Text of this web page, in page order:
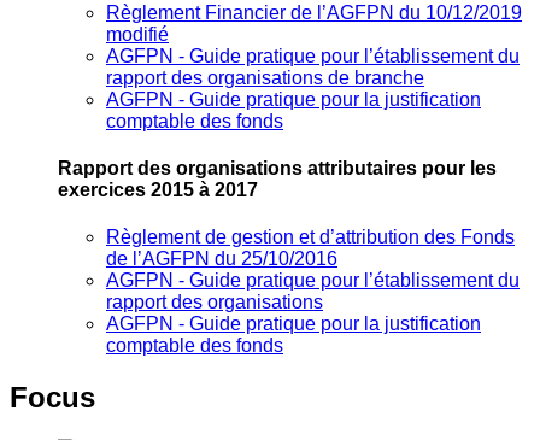
Règlement Financier de l’AGFPN du 10/12/2019
modifié
AGFPN ‐ Guide pratique pour l’établissement du
rapport des organisations de branche
AGFPN ‐ Guide pratique pour la justification
comptable des fonds
Rapport des organisations attributaires pour les
exercices 2015 à 2017
Règlement de gestion et d’attribution des Fonds
de l’AGFPN du 25/10/2016
AGFPN ‐ Guide pratique pour l’établissement du
rapport des organisations
AGFPN ‐ Guide pratique pour la justification
comptable des fonds
Focus